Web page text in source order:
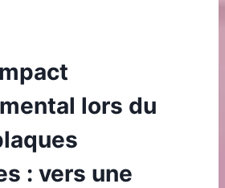
lors du
: vers une